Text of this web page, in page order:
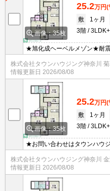
画像：35枚
25.2万円(
敷
1ヶ月
3階
★旭化成ヘーベルメゾン★耐
株式会社タウンハウジング神奈川
情報更新日 2026/08/08
画像：35枚
25.2万円(
敷
1ヶ月
3階
★お問い合わせはタウンハウ
株式会社タウンハウジング神奈川
情報更新日 2026/08/08